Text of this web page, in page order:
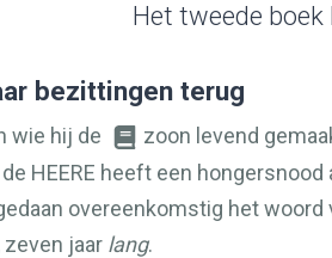
Het tweede boek
bezittingen terug
wie hij de
zoon levend
HEERE heeft een hongersnood
overeenkomstig het
jaar lang.